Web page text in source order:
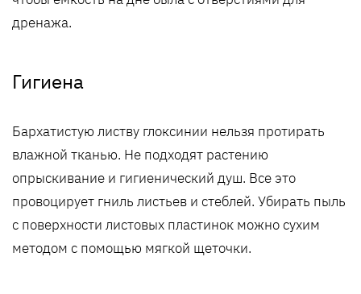
дренажа.
Гигиена
Бархатистую листву глоксинии нельзя протирать
влажной тканью. Не подходят растению
опрыскивание и гигиенический душ. Все это
провоцирует гниль листьев и стеблей. Убирать пыль
с поверхности листовых пластинок можно сухим
методом с помощью мягкой щеточки.